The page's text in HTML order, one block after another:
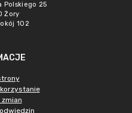
Polskiego 25
Żory
102